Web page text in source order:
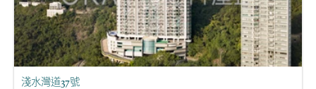
淺水灣道37號